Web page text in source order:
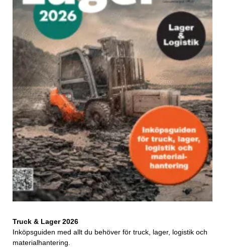
Truck & Lager 2026
Inköpsguiden med allt du behöver för truck, lager, logistik och
materialhantering.